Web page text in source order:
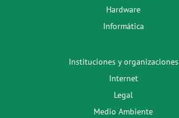
Hardware
Informática
Instituciones y organizaciones
Internet
Legal
Medio Ambiente